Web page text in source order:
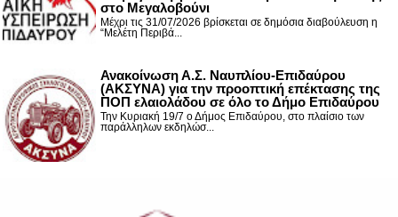
στο Μεγαλοβούνι
Μέχρι τις 31/07/2026 βρίσκεται σε δημόσια διαβούλευση η
“Μελέτη Περιβά...
Ανακοίνωση Α.Σ. Ναυπλίου-Επιδαύρου
(ΑΚΣΥΝΑ) για την προοπτική επέκτασης της
ΠΟΠ ελαιολάδου σε όλο το Δήμο Επιδαύρου
Την Κυριακή 19/7 ο Δήμος Επιδαύρου, στο πλαίσιο των
παράλληλων εκδηλώσ...